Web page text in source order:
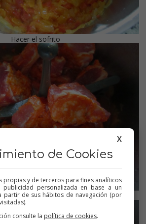
Hacer el sofrito
con el tomate y vino
X
de Cookies
propias y de terceros para fines analíticos
personalizada en base a un
partir de sus hábitos de navegación (por
consulte la política de cookies.